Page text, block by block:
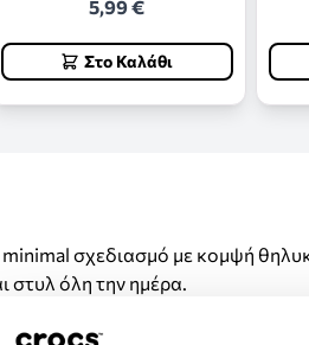
5,99 €
Στο Καλάθι
σχεδιασμό με κομψή
όλη την ημέρα.